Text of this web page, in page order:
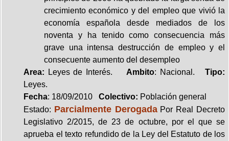
crecimiento económico y del empleo que vivió la
economía española desde mediados de los
noventa y ha tenido como consecuencia más
grave una intensa destrucción de empleo y el
consecuente aumento del desempleo
Area: Leyes de Interés. Ambito: Nacional.Tipo:
Leyes.
Fecha: 18/09/2010 Colectivo: Población general
Estado: Parcialmente DerogadaPor Real Decreto
Legislativo 2/2015, de 23 de octubre, por el que se
aprueba el texto refundido de la Ley del Estatuto de los